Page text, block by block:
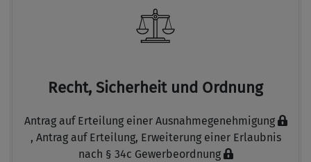
Recht, Sicherheit und Ordnung
Antrag auf Erteilung einer Ausnahmegenehmigung
, Antrag auf Erteilung, Erweiterung einer Erlaubnis
nach § 34c Gewerbeordnung